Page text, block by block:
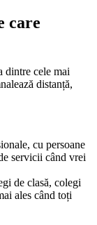
care
dintre cele mai
distanță,
cu persoane
servicii când vrei
de clasă, colegi
ales când toți